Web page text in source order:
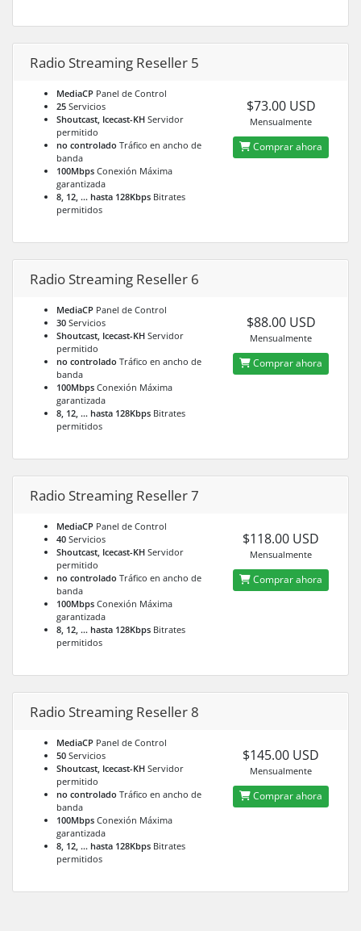
Radio Streaming Reseller 5
MediaCP Panel de Control
25 Servicios
Shoutcast, Icecast-KH Servidor
permitido
no controlado Tráfico en ancho de
banda
100Mbps Conexión Máxima
garantizada
8, 12, ... hasta 128Kbps Bitrates
permitidos
$73.00 USD
Mensualmente
Comprar ahora
Radio Streaming Reseller 6
MediaCP Panel de Control
30 Servicios
Shoutcast, Icecast-KH Servidor
permitido
no controlado Tráfico en ancho de
banda
100Mbps Conexión Máxima
garantizada
8, 12, ... hasta 128Kbps Bitrates
permitidos
$88.00 USD
Mensualmente
Comprar ahora
Radio Streaming Reseller 7
MediaCP Panel de Control
40 Servicios
Shoutcast, Icecast-KH Servidor
permitido
no controlado Tráfico en ancho de
banda
100Mbps Conexión Máxima
garantizada
8, 12, ... hasta 128Kbps Bitrates
permitidos
$118.00 USD
Mensualmente
Comprar ahora
Radio Streaming Reseller 8
MediaCP Panel de Control
50 Servicios
Shoutcast, Icecast-KH Servidor
permitido
no controlado Tráfico en ancho de
banda
100Mbps Conexión Máxima
garantizada
8, 12, ... hasta 128Kbps Bitrates
permitidos
$145.00 USD
Mensualmente
Comprar ahora